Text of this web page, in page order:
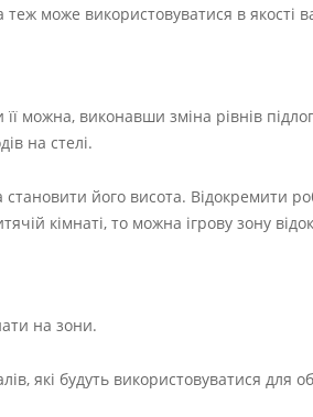
може використовуватися в якості
виконавши зміна рівнів
на стелі.
його висота. Відокремити
кімнаті, то можна ігрову зону
на зони.
які будуть використовуватися для